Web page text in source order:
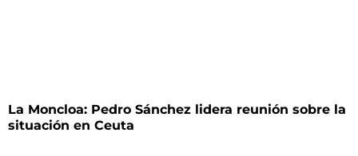
La Moncloa: Pedro Sánchez lidera reunión sobre la
situación en Ceuta